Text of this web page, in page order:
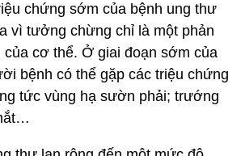
chứng sớm của bệnh ung thư
vì tưởng chừng chỉ là một phản
cơ thể. Ở giai đoạn sớm của
bệnh có thể gặp các triệu chứng
tức vùng hạ sườn phải; trướng